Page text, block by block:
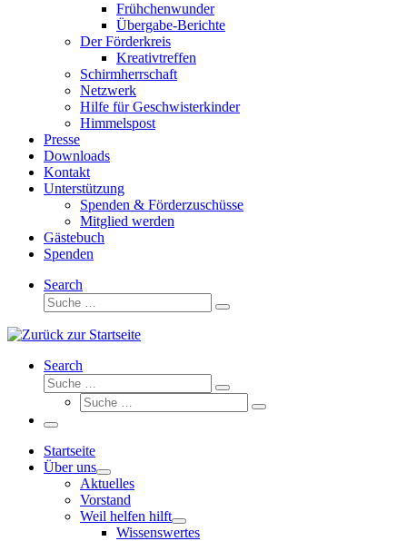
Frühchenwunder
Übergabe-Berichte
Der Förderkreis
Kreativtreffen
Schirmherrschaft
Netzwerk
Hilfe für Geschwisterkinder
Himmelspost
Presse
Downloads
Kontakt
Unterstützung
Spenden & Förderzuschüsse
Mitglied werden
Gästebuch
Spenden
Search
Suche
Suche
Search
Suche
Suche
Suche
Suche
Menü
Startseite
Über uns
Aktuelles
Vorstand
Weil helfen hilft
Wissenswertes